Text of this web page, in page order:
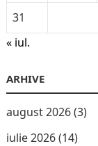
31
« iul.
ARHIVE
august 2026(3)
iulie 2026(14)